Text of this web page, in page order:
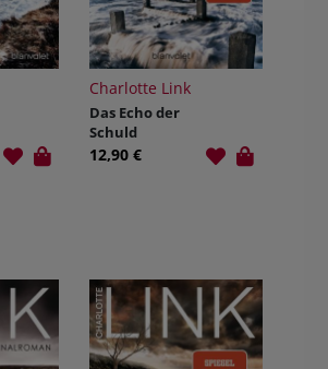
Charlotte Link
Das Echo der
Schuld
12,90 €